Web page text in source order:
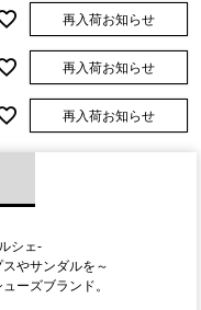
再入荷お知らせ
再入荷お知らせ
再入荷お知らせ
シェ-
やサンダルを～
ーズブランド。